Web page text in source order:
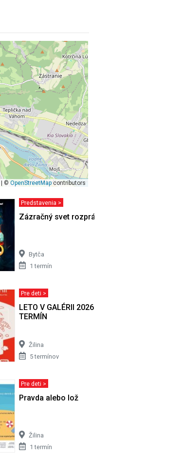
| ©OpenStreetMapcontributors
Predstavenia >
Zázračný svet rozprávok
Bytča
1 termín
Pre deti >
LETO V GALÉRII 2026 | AUGUSTOVÝ
TERMÍN
Žilina
5 termínov
Pre deti >
Pravda alebo lož
Žilina
1 termín